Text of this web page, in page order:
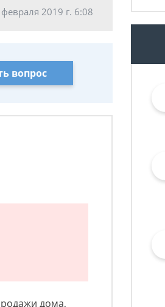
2019 г. 6:08
вопрос
дома,